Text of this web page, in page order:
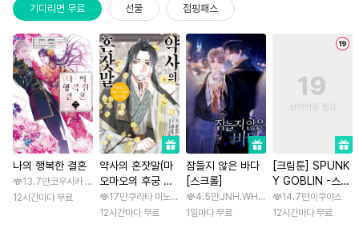
기다리면 무료 선물 점핑패스
나의 행복한 결혼
13.7만코우사카 리토 / 아기토기 아쿠미
12시간마다 무료
약사의 혼잣말(마
오마오의 후궁 수
수께끼 풀이수첩)
17만쿠라타 미노지 / 휴우가 나츠
12시간마다 무료
잠들지 않은 바다
[스크롤]
4.5만JNH.WH Studio / Lasso
1일마다 무료
[크림툰] SPUNK
Y GOBLIN -스펑
키 고블린- [스크
롤]
14.7만이쿠야스
12시간마다 무료